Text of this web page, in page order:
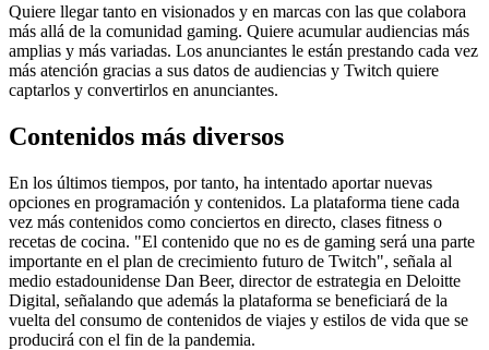
Quiere llegar tanto en visionados y en marcas con las que colabora
más allá de la comunidad gaming. Quiere acumular audiencias más
amplias y más variadas. Los anunciantes le están prestando cada vez
más atención gracias a sus datos de audiencias y Twitch quiere
captarlos y convertirlos en anunciantes.
Contenidos más diversos
En los últimos tiempos, por tanto, ha intentado aportar nuevas
opciones en programación y contenidos. La plataforma tiene cada
vez más contenidos como conciertos en directo, clases fitness o
recetas de cocina. "El contenido que no es de gaming será una parte
importante en el plan de crecimiento futuro de Twitch", señala al
medio estadounidense Dan Beer, director de estrategia en Deloitte
Digital, señalando que además la plataforma se beneficiará de la
vuelta del consumo de contenidos de viajes y estilos de vida que se
producirá con el fin de la pandemia.